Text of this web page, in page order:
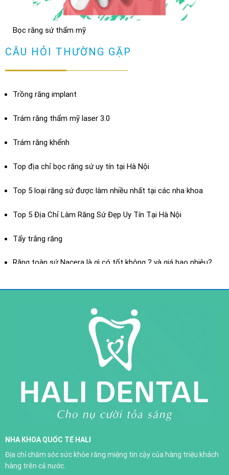
Bọc răng sứ có bị hôi miệng không? Cách chữa
TRẢ LỜI
Bọc răng sứ thẩm mỹ
XEM THÊM
Dán sứ Veneer
Trồng răng implant
XEM THÊM
CÂU HỎI THƯỜNG GẶP
Trồng răng implant
Trám răng thẩm mỹ laser 3.0
Trám răng khểnh
Top địa chỉ bọc răng sứ uy tín tại Hà Nội
Top 5 loại răng sứ được làm nhiều nhất tại các nha khoa
Top 5 Địa Chỉ Làm Răng Sứ Đẹp Uy Tín Tại Hà Nội
Tẩy trắng răng
Răng toàn sứ Nacera là gì có tốt không ? và giá bao nhiêu?
Răng sứ toàn sứ H-Saphir
NHA KHOA QUỐC TẾ HALI
Địa chỉ chăm sóc sức khỏe răng miệng tin cậy của hàng triệu khách
hàng trên cả nước.